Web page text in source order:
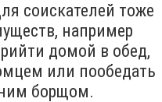
соискателей тоже
например
домой в обед,
или пообедать
борщом.